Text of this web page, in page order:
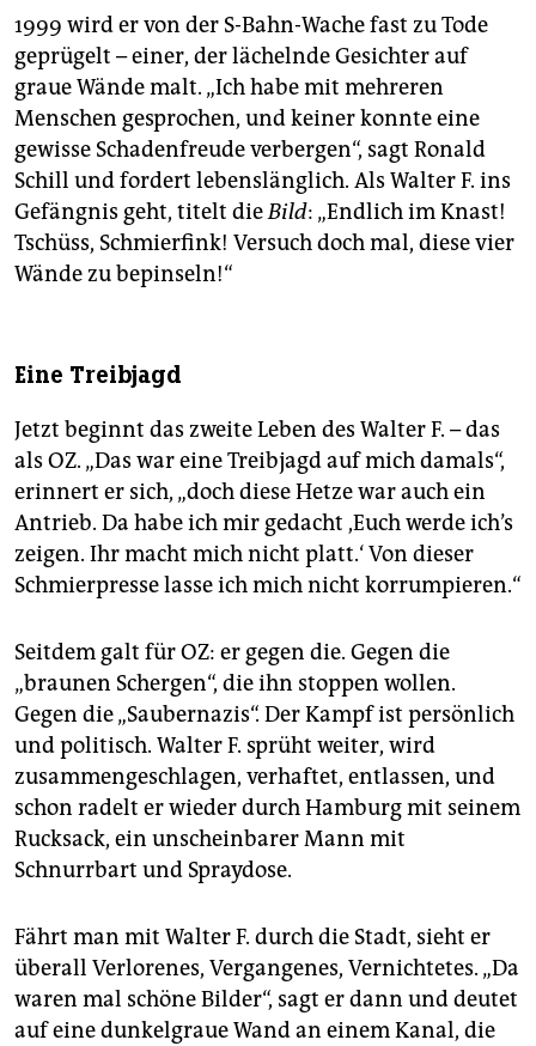
1999 wird er von der S-Bahn-Wache fast zu Tode
geprügelt – einer, der lächelnde Gesichter auf
graue Wände malt. „Ich habe mit mehreren
Menschen gesprochen, und keiner konnte eine
gewisse Schadenfreude verbergen“, sagt Ronald
Schill und fordert lebenslänglich. Als Walter F. ins
Gefängnis geht, titelt dieBild: „Endlich im Knast!
Tschüss, Schmierfink! Versuch doch mal, diese vier
Wände zu bepinseln!“
Eine Treibjagd
Jetzt beginnt das zweite Leben des Walter F. – das
als OZ. „Das war eine Treibjagd auf mich damals“,
erinnert er sich, „doch diese Hetze war auch ein
Antrieb. Da habe ich mir gedacht ,Euch werde ich’s
zeigen. Ihr macht mich nicht platt.‘ Von dieser
Schmierpresse lasse ich mich nicht korrumpieren.“
Seitdem galt für OZ: er gegen die. Gegen die
„braunen Schergen“, die ihn stoppen wollen.
Gegen die „Saubernazis“. Der Kampf ist persönlich
und politisch. Walter F. sprüht weiter, wird
zusammengeschlagen, verhaftet, entlassen, und
schon radelt er wieder durch Hamburg mit seinem
Rucksack, ein unscheinbarer Mann mit
Schnurrbart und Spraydose.
Fährt man mit Walter F. durch die Stadt, sieht er
überall Verlorenes, Vergangenes, Vernichtetes. „Da
waren mal schöne Bilder“, sagt er dann und deutet
auf eine dunkelgraue Wand an einem Kanal, die